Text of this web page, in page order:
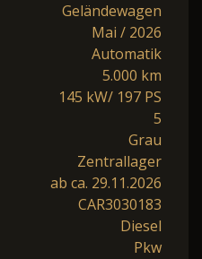
Geländewagen
Mai / 2026
Automatik
5.000 km
145 kW/ 197 PS
5
Grau
Zentrallager
ab ca. 29.11.2026
CAR3030183
Diesel
Pkw